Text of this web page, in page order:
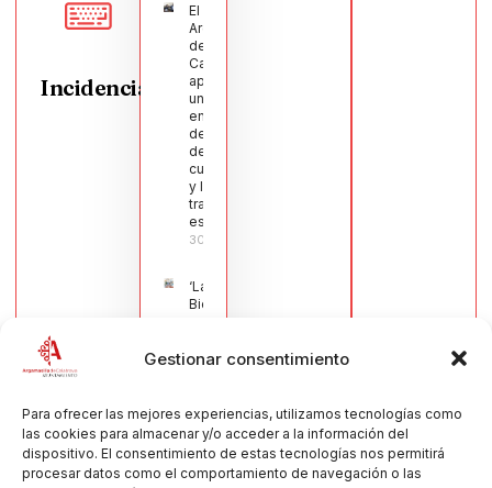
Gestionar consentimiento
Para ofrecer las mejores experiencias, utilizamos tecnologías como
las cookies para almacenar y/o acceder a la información del
dispositivo. El consentimiento de estas tecnologías nos permitirá
procesar datos como el comportamiento de navegación o las
Incidencias
El Pleno de
Argamasilla
de
Calatrava
aprueba
una moción
en defensa
del sector
de la
cuchillería
y la navaja
tradicional
española
30/07/2026
‘La
Bienvenida’,
estampa de
de la Virgen
Muñoz
Muñoz,
anuncia las
Fiestas
Patronales